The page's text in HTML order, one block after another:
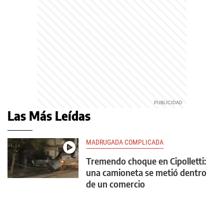
Las Más Leídas
MADRUGADA COMPLICADA
Tremendo choque en Cipolletti:
una camioneta se metió dentro
de un comercio